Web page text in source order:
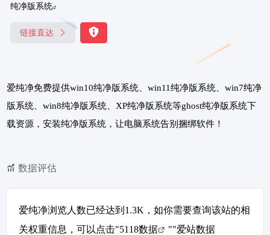
纯净版系统
链接直达
爱纯净免费提供win10纯净版系统、win11纯净版系统、win7纯净
版系统、win8纯净版系统、XP纯净版系统等ghost纯净版系统下
载资源，安装纯净版系统，让电脑系统告别捆绑软件！
数据评估
爱纯净浏览人数已经达到1.3K，如你需要查询该站的相
关权重信息，可以点击"5118数据 ""爱站数据